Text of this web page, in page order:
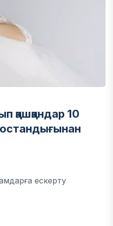
қашқандар 10
ескерту